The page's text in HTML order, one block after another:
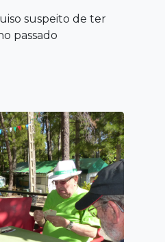
suspeito de ter
passado